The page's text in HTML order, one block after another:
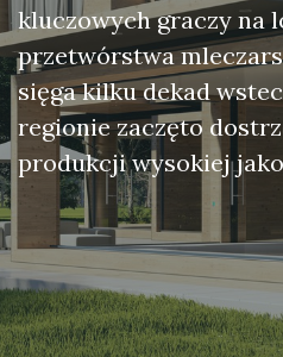
kluczowych graczy na
przetwórstwa
sięga kilku dekad
regionie zaczęto
produkcji wysokiej